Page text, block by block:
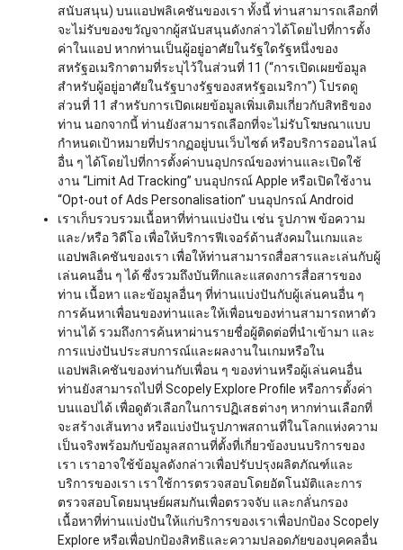
สนับสนุน) บนแอปพลิเคชันของเรา ทั้งนี้ ท่านสามารถเลือกที่
จะไม่รับของขวัญจากผู้สนับสนุนดังกล่าวได้โดยไปที่การตั้ง
ค่าในแอป หากท่านเป็นผู้อยู่อาศัยในรัฐใดรัฐหนึ่งของ
สหรัฐอเมริกาตามที่ระบุไว้ในส่วนที่ 11 (“การเปิดเผยข้อมูล
สำหรับผู้อยู่อาศัยในรัฐบางรัฐของสหรัฐอเมริกา”) โปรดดู
ส่วนที่ 11 สำหรับการเปิดเผยข้อมูลเพิ่มเติมเกี่ยวกับสิทธิของ
ท่าน นอกจากนี้ ท่านยังสามารถเลือกที่จะไม่รับโฆษณาแบบ
กำหนดเป้าหมายที่ปรากฏอยู่บนเว็บไซต์ หรือบริการออนไลน์
อื่น ๆ ได้โดยไปที่การตั้งค่าบนอุปกรณ์ของท่านและเปิดใช้
งาน “Limit Ad Tracking” บนอุปกรณ์ Apple หรือเปิดใช้งาน
“Opt-out of Ads Personalisation” บนอุปกรณ์ Android
เราเก็บรวบรวมเนื้อหาที่ท่านแบ่งปัน เช่น รูปภาพ ข้อความ
และ/หรือ วิดีโอ เพื่อให้บริการฟีเจอร์ด้านสังคมในเกมและ
แอปพลิเคชันของเรา เพื่อให้ท่านสามารถสื่อสารและเล่นกับผู้
เล่นคนอื่น ๆ ได้ ซึ่งรวมถึงบันทึกและแสดงการสื่อสารของ
ท่าน เนื้อหา และข้อมูลอื่นๆ ที่ท่านแบ่งปันกับผู้เล่นคนอื่น ๆ
การค้นหาเพื่อนของท่านและให้เพื่อนของท่านสามารถหาตัว
ท่านได้ รวมถึงการค้นหาผ่านรายชื่อผู้ติดต่อที่นำเข้ามา และ
การแบ่งปันประสบการณ์และผลงานในเกมหรือใน
แอปพลิเคชันของท่านกับเพื่อน ๆ ของท่านหรือผู้เล่นคนอื่น
ท่านยังสามารถไปที่ Scopely Explore Profile หรือการตั้งค่า
บนแอปได้ เพื่อดูตัวเลือกในการปฏิเสธต่างๆ หากท่านเลือกที่
จะสร้างเส้นทาง หรือแบ่งปันรูปภาพสถานที่ในโลกแห่งความ
เป็นจริงพร้อมกับข้อมูลสถานที่ตั้งที่เกี่ยวข้องบนบริการของ
เรา เราอาจใช้ข้อมูลดังกล่าวเพื่อปรับปรุงผลิตภัณฑ์และ
บริการของเรา เราใช้การตรวจสอบโดยอัตโนมัติและการ
ตรวจสอบโดยมนุษย์ผสมกันเพื่อตรวจจับ และกลั่นกรอง
เนื้อหาที่ท่านแบ่งปันให้แก่บริการของเราเพื่อปกป้อง Scopely
Explore หรือเพื่อปกป้องสิทธิและความปลอดภัยของบุคคลอื่น